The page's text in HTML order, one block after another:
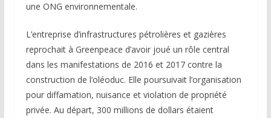
une ONG environnementale.
L’entreprise d’infrastructures pétrolières et gazières
reprochait à Greenpeace d’avoir joué un rôle central
dans les manifestations de 2016 et 2017 contre la
construction de l’oléoduc. Elle poursuivait l’organisation
pour diffamation, nuisance et violation de propriété
privée. Au départ, 300 millions de dollars étaient